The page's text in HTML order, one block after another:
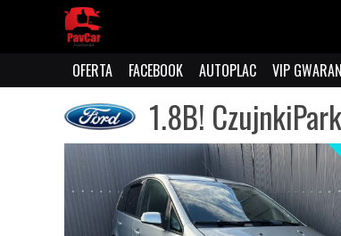
OFERTA FACEBOOK AUTOPLAC VIP
1.8B!